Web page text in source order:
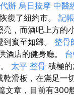
辦 烏日按摩 中醫
復了紐約市。 記
，而酒吧上方的
賓至如歸。 整骨
酒店的健身廳。
太平 整骨 積極
滑板，在滿足一
章，目前有300